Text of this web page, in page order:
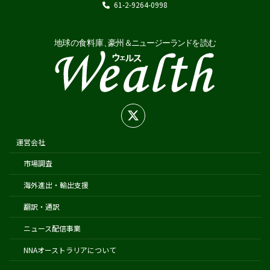
在シドニー総領事館
在パース総領事館
在ブリスベン総領事館
在オークランド日本国総領事館
在クライストチャーチ領事事務所
61-2-9264-0998
運営会社
市場調査
海外進出・輸出支援
翻訳・通訳
ニュース配信事業
NNAオーストラリアについて